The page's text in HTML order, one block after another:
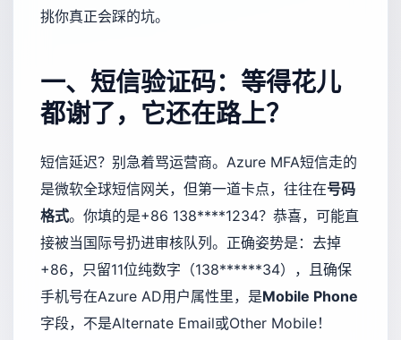
挑你真正会踩的坑。
一、短信验证码：等得花儿
都谢了，它还在路上？
短信延迟？别急着骂运营商。Azure MFA短信走的
是微软全球短信网关，但第一道卡点，往往在号码
格式。你填的是+86 138****1234？恭喜，可能直
接被当国际号扔进审核队列。正确姿势是：去掉
+86，只留11位纯数字（138******34），且确保
手机号在Azure AD用户属性里，是Mobile Phone
字段，不是Alternate Email或Other Mobile！